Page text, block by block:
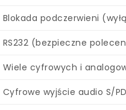
Blokada podczerwieni
RS232 (bezpieczne
Wiele cyfrowych i
Cyfrowe wyjście audio S/